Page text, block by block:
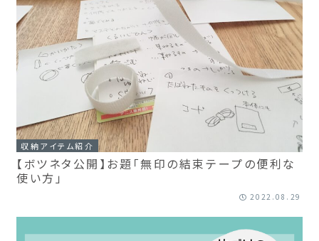
収納アイテム紹介
【ボツネタ公開】お題「無印の結束テープの便利な
使い方」
2022.08.29